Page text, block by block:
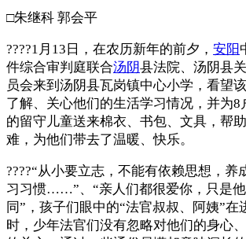
□朱继科 郭会平
????1月13日，在农历新年的前夕， 安阳
件综合审判庭联合汤阴县法院、汤阴县
员会来到汤阴县瓦岗镇中心小学，看望
了解、关心他们的生活学习情况，并为8
的留守儿童送来棉衣、书包、文具，帮
难，为他们带去了温暖、快乐。
????“从小要立志，不能有依赖思想，养
习习惯……”、“亲人们都很爱你，只是
同”，孩子们眼中的“法官叔叔、阿姨”在
时，少年法官们没有忽略对他们的身心